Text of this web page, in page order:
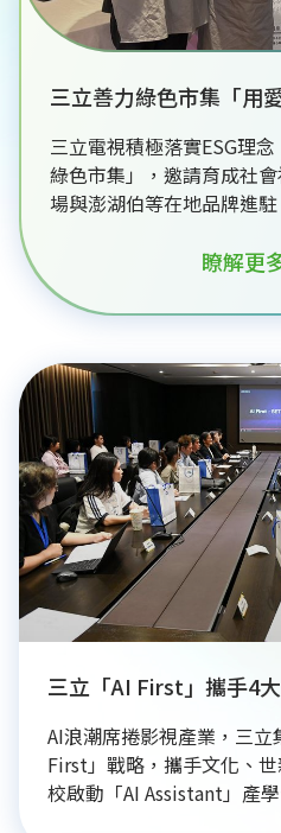
三立善力綠色市集「用
三立電視積極落實ESG理
綠色市集」，邀請育成社
場與澎湖伯等在地品牌進
費支持公益與在地產業。
黃家緯化身永續大使現身力
空。三立永續辦公室副執
環。三立期許持續擴大
轉化為改變社會的溫暖力
標。
瞭解更
三立「AI First」攜手4
AI浪潮席捲影視產業，三立
First」戰略，攜手文化、
校啟動「AI Assistant」產